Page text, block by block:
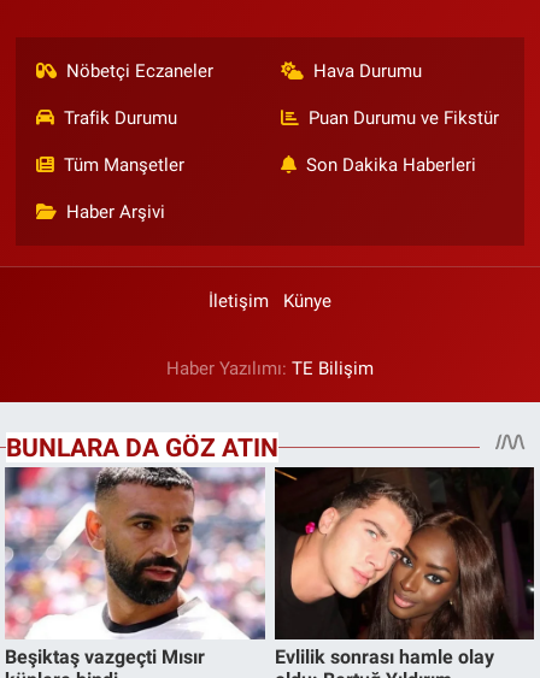
Nöbetçi Eczaneler Hava Durumu
Trafik Durumu Puan Durumu ve Fikstür
Tüm Manşetler Son Dakika Haberleri
Haber Arşivi
İletişim Künye
Haber Yazılımı: TE Bilişim